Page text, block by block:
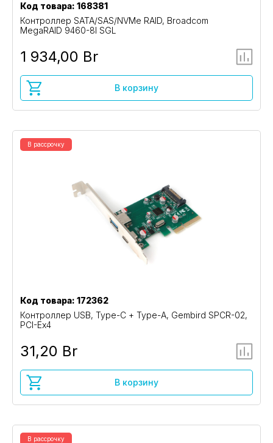
Код товара: 168381
Контроллер SATA/SAS/NVMe RAID, Broadcom
MegaRAID 9460-8I SGL
1 934,00 Br
В корзину
В рассрочку
Код товара: 172362
Контроллер USB, Type-C + Type-A, Gembird SPCR-02,
PCI-Ex4
31,20 Br
В корзину
В рассрочку